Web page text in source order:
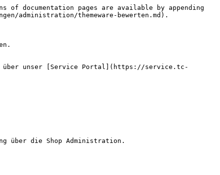
documentation pages are available by appending
administration/themeware-bewerten.md).
über unser [Service Portal](https://service.tc-
über die Shop Administration.